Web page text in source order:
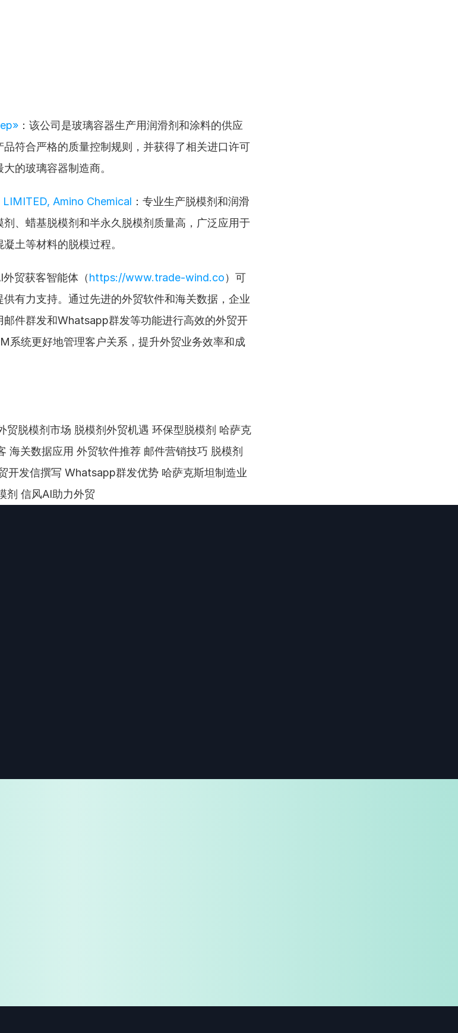
：该公司是玻璃容器生产用润滑剂和涂料的供应
符合严格的质量控制规则，并获得了相关进口许可
的玻璃容器制造商。
Amino Chemical ：专业生产脱模剂和润滑
、蜡基脱模剂和半永久脱模剂质量高，广泛应用于
土等材料的脱模过程。
贸获客智能体（https://www.trade-wind.co）可
有力支持。通过先进的外贸软件和海关数据，企业
件群发和Whatsapp群发等功能进行高效的外贸开
系统更好地管理客户关系，提升外贸业务效率和成
贸脱模剂市场 脱模剂外贸机遇 环保型脱模剂 哈萨克
海关数据应用 外贸软件推荐 邮件营销技巧 脱模剂
开发信撰写 Whatsapp群发优势 哈萨克斯坦制造业
剂 信风AI助力外贸